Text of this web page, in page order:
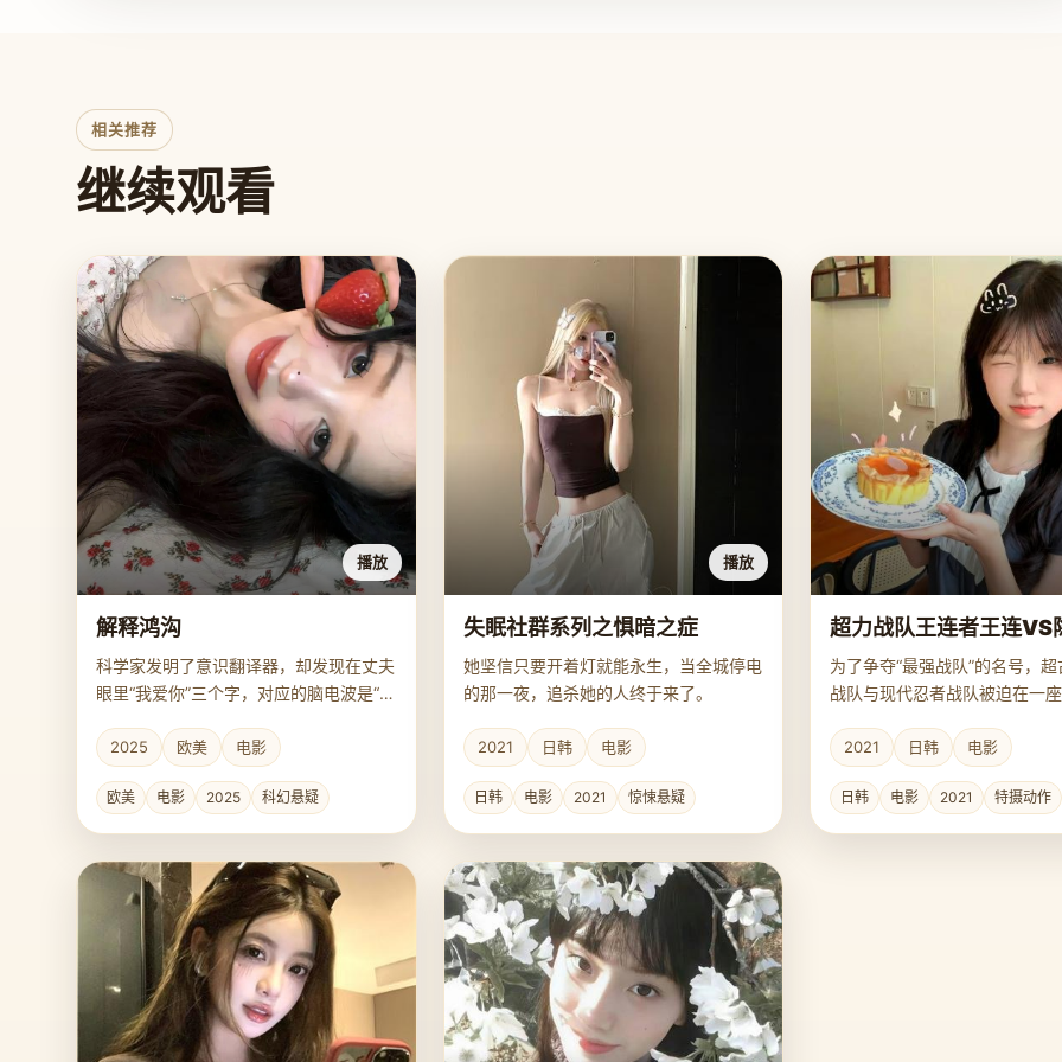
相关推荐
继续观看
播放
解释鸿沟
科学家发明了意识翻译器，却发现在丈夫
眼里“我爱你”三个字，对应的脑电波是“今
2025 欧美 电影
欧美 电影 2025 科幻悬疑
播放
失眠社群系列之惧暗之症
她坚信只要开着灯就能永生，当全城停电
的那一夜，追杀她的人终于来了。
2021 日韩 电影
日韩 电影 2021 惊悚悬疑
超力战队王连者王连VS
为了争夺“最强战队”的名号，
战队与现代忍者战队被迫在一
2021 日韩 电影
日韩 电影 2021 特摄动作